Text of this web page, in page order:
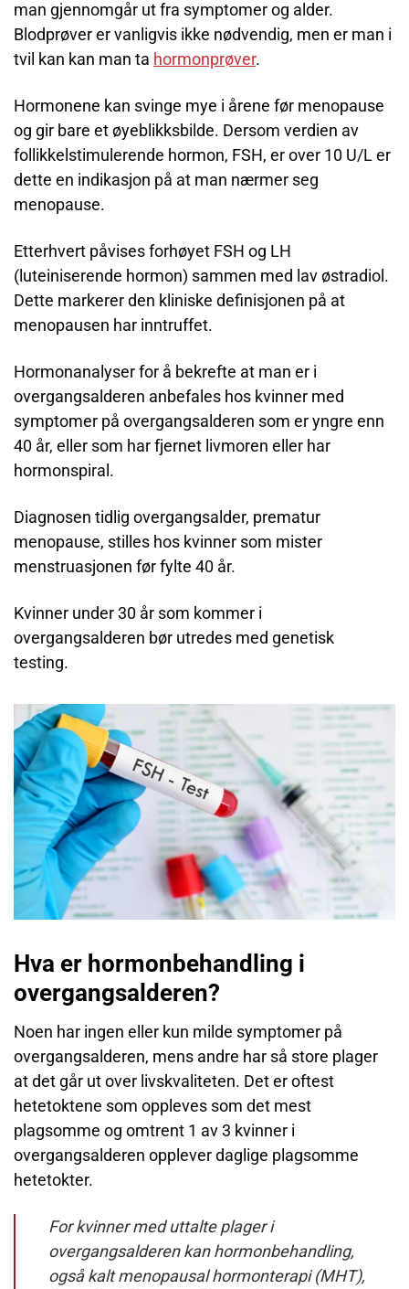
man gjennomgår ut fra symptomer og alder.
Blodprøver er vanligvis ikke nødvendig, men er man i
tvil kan kan man ta hormonprøver.
Hormonene kan svinge mye i årene før menopause
og gir bare et øyeblikksbilde. Dersom verdien av
follikkelstimulerende hormon, FSH, er over 10 U/L er
dette en indikasjon på at man nærmer seg
menopause.
Etterhvert påvises forhøyet FSH og LH
(luteiniserende hormon) sammen med lav østradiol.
Dette markerer den kliniske definisjonen på at
menopausen har inntruffet.
Hormonanalyser for å bekrefte at man er i
overgangsalderen anbefales hos kvinner med
symptomer på overgangsalderen som er yngre enn
40 år, eller som har fjernet livmoren eller har
hormonspiral.
Diagnosen tidlig overgangsalder, prematur
menopause, stilles hos kvinner som mister
menstruasjonen før fylte 40 år.
Kvinner under 30 år som kommer i
overgangsalderen bør utredes med genetisk
testing.
Hva er hormonbehandling i
overgangsalderen?
Noen har ingen eller kun milde symptomer på
overgangsalderen, mens andre har så store plager
at det går ut over livskvaliteten. Det er oftest
hetetoktene som oppleves som det mest
plagsomme og omtrent 1 av 3 kvinner i
overgangsalderen opplever daglige plagsomme
hetetokter.
For kvinner med uttalte plager i
overgangsalderen kan hormonbehandling,
også kalt menopausal hormonterapi (MHT),